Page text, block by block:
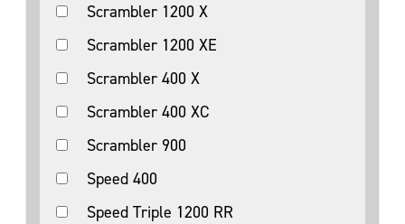
Scrambler 1200 X
Scrambler 1200 XE
Scrambler 400 X
Scrambler 400 XC
Scrambler 900
Speed 400
Speed Triple 1200 RR